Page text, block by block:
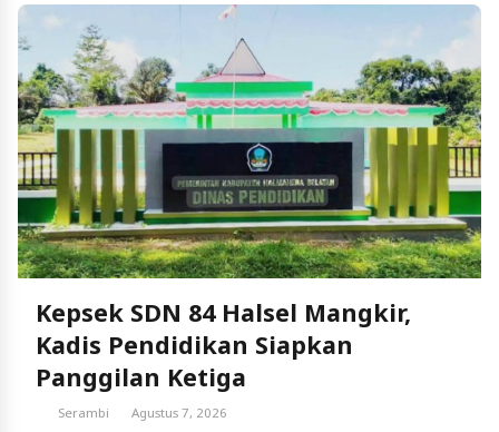
Kepsek SDN 84 Halsel Mangkir,
Kadis Pendidikan Siapkan
Panggilan Ketiga
Serambi Agustus 7, 2026